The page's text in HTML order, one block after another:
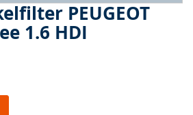
PEUGEOT
1.6 HDI